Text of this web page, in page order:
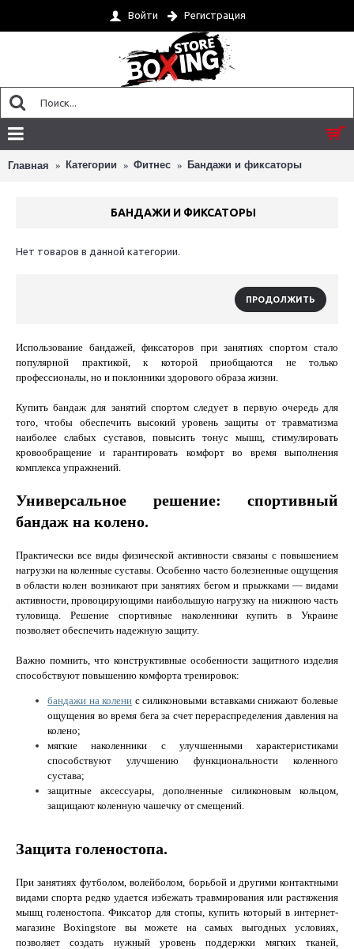
Войти Регистрация
Главная Категории Фитнес Бандажи и фиксаторы
БАНДАЖИ И ФИКСАТОРЫ
Нет товаров в данной категории.
ПРОДОЛЖИТЬ
Использование бандажей, фиксаторов при занятиях спортом стало
популярной практикой, к которой приобщаются не только
профессионалы, но и поклонники здорового образа жизни.
Купить бандаж для занятий спортом следует в первую очередь для
того, чтобы обеспечить высокий уровень защиты от травматизма
наиболее слабых суставов, повысить тонус мышц, стимулировать
кровообращение и гарантировать комфорт во время выполнения
комплекса упражнений.
Универсальное решение: спортивный
бандаж на колено.
Практически все виды физической активности связаны с повышением
нагрузки на коленные суставы. Особенно часто болезненные ощущения
в области колен возникают при занятиях бегом и прыжками — видами
активности, провоцирующими наибольшую нагрузку на нижнюю часть
туловища. Решение спортивные наколенники купить в Украине
позволяет обеспечить надежную защиту.
Важно помнить, что конструктивные особенности защитного изделия
способствуют повышению комфорта тренировок:
бандажи на колени с силиконовыми вставками снижают болевые
ощущения во время бега за счет перераспределения давления на
колено;
мягкие наколенники с улучшенными характеристиками
способствуют улучшению функциональности коленного
сустава;
защитные аксессуары, дополненные силиконовым кольцом,
защищают коленную чашечку от смещений.
Защита голеностопа.
При занятиях футболом, волейболом, борьбой и другими контактными
видами спорта редко удается избежать травмирования или растяжения
мышц голеностопа. Фиксатор для стопы, купить который в интернет-
магазине Boxingstore вы можете на самых выгодных условиях,
позволяет создать нужный уровень поддержки мягких тканей,